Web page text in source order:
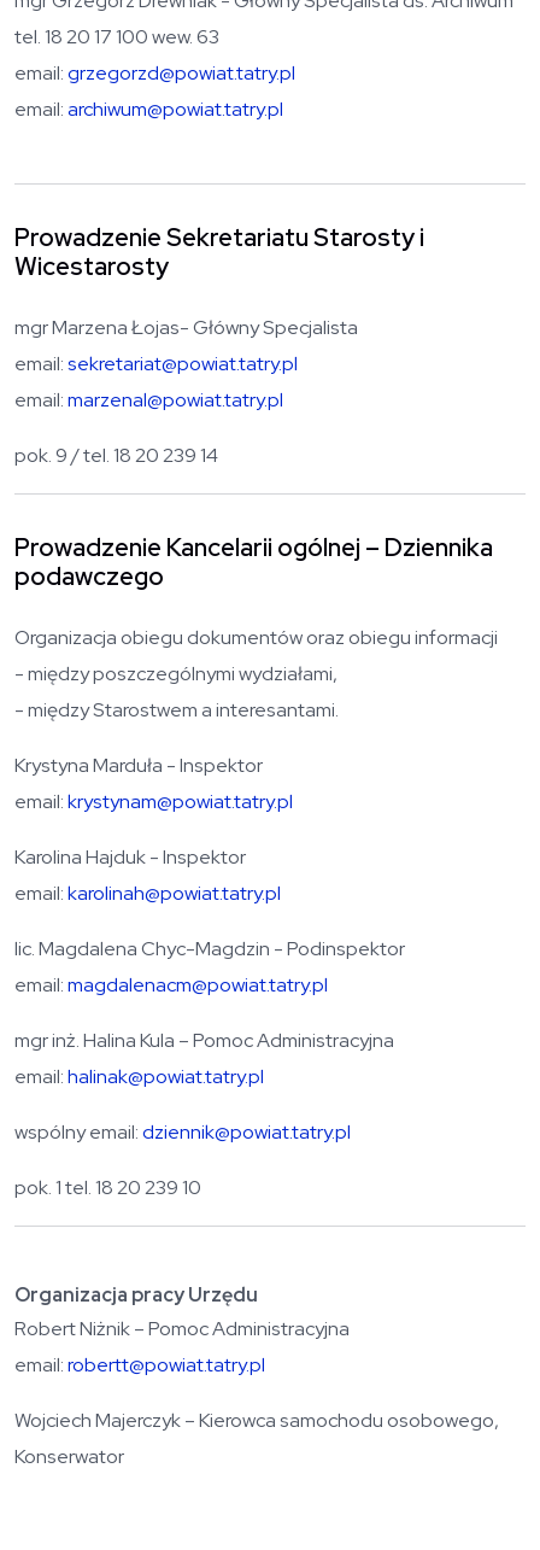
tel. 18 20 17 100 wew. 63
email:grzegorzd@powiat.tatry.pl
email:archiwum@powiat.tatry.pl
Prowadzenie Sekretariatu Starosty i
Wicestarosty
mgr Marzena Łojas- Główny Specjalista
email:sekretariat@powiat.tatry.pl
email:marzenal@powiat.tatry.pl
pok. 9 / tel. 18 20 239 14
Prowadzenie Kancelarii ogólnej – Dziennika
podawczego
Organizacja obiegu dokumentów oraz obiegu informacji
- między poszczególnymi wydziałami,
- między Starostwem a interesantami.
Krystyna Marduła - Inspektor
email:krystynam@powiat.tatry.pl
Karolina Hajduk - Inspektor
email:karolinah@powiat.tatry.pl
lic. Magdalena Chyc-Magdzin - Podinspektor
email:magdalenacm@powiat.tatry.pl
mgr inż. Halina Kula – Pomoc Administracyjna
email:halinak@powiat.tatry.pl
wspólny email:dziennik@powiat.tatry.pl
pok. 1 tel. 18 20 239 10
Organizacja pracy Urzędu
Robert Niżnik – Pomoc Administracyjna
email:robertt@powiat.tatry.pl
Wojciech Majerczyk – Kierowca samochodu osobowego,
Konserwator